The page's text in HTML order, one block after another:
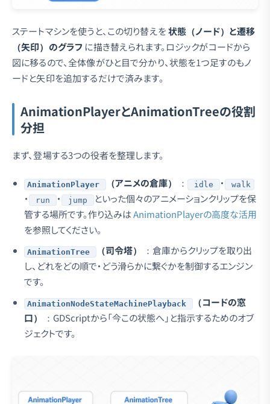
ステートマシンを使うと、この切り替えを状態（ノード）と遷移
（矢印）のグラフ に描き替えられます。ロジックがコードから
図に移るので、全体像がひと目で分かり、状態を1つ足すのもノ
ードと矢印を追加するだけで済みます。
AnimationPlayerとAnimationTreeの役割
分担
まず、登場する3つの役者を整理します。
AnimationPlayer （アニメの倉庫） ： idle ・ walk
・ run ・ jump
といった個々のアニメーションクリップを保
管する場所です。作り込みはAnimationPlayerの高度な活用
を参照してください。
AnimationTree （司令塔）
：倉庫からクリップを取り出
し、どれをどの順で・どう滑らかに繋ぐかを制御するエンジン
です。
AnimationNodeStateMachinePlayback
（コードの窓
口）
：GDScriptから「今この状態へ」と指示するためのオブ
ジェクトです。